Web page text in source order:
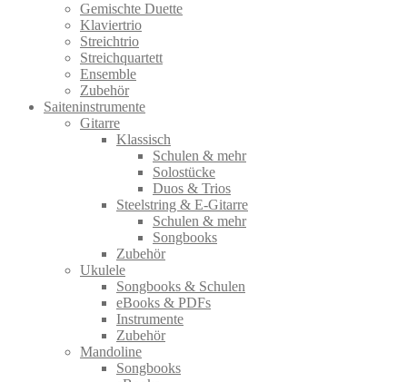
Gemischte Duette
Klaviertrio
Streichtrio
Streichquartett
Ensemble
Zubehör
Saiteninstrumente
Gitarre
Klassisch
Schulen & mehr
Solostücke
Duos & Trios
Steelstring & E-Gitarre
Schulen & mehr
Songbooks
Zubehör
Ukulele
Songbooks & Schulen
eBooks & PDFs
Instrumente
Zubehör
Mandoline
Songbooks